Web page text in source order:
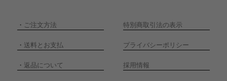
・ ご注文方法 特別商取引法の表示
・ 送料とお支払 プライバシーポリシー
・ 返品について 採用情報